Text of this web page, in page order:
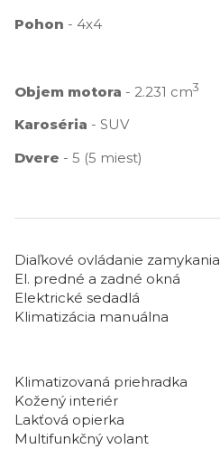
Pohon - 4x4
Objem motora - 2.231 cm3
Karoséria - SUV
Dvere - 5 (5 miest)
Diaľkové ovládanie zamykania
El. predné a zadné okná
Elektrické sedadlá
Klimatizácia manuálna
Klimatizovaná priehradka
Kožený interiér
Lakťová opierka
Multifunkčný volant